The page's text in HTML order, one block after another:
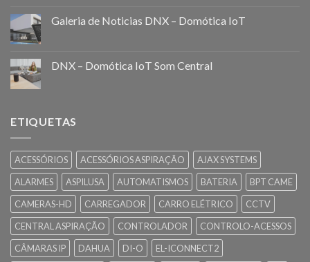
Galeria de Noticias DNX – Domótica IoT
DNX – Domótica IoT Som Central
ETIQUETAS
ACESSÓRIOS ACESSÓRIOS ASPIRAÇÃO
AJAX SYSTEMS
ALARMES
ASPILUSA AUTOMATISMOS BATERIA
BPT CAME
CAMERAS-HD
CARREGADOR CARRO ELÉTRICO
CCTV
CENTRAL ASPIRAÇÃO
CONTROLADOR
CONTROLO-ACESSOS
CÂMARAS IP
DAHUA DI-O
EL-ICONNECT2